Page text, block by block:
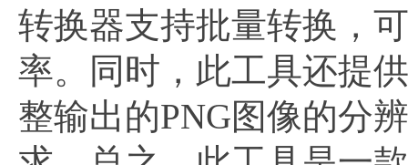
转换器支持批量转换，
率。同时，此工具还提
整输出的PNG图像的分